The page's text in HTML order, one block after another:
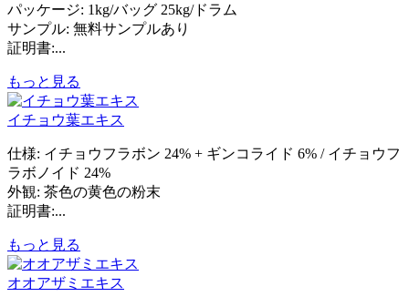
パッケージ: 1kg/バッグ 25kg/ドラム
サンプル: 無料サンプルあり
証明書:...
もっと見る
イチョウ葉エキス
仕様: イチョウフラボン 24% + ギンコライド 6% / イチョウフ
ラボノイド 24%
外観: 茶色の黄色の粉末
証明書:...
もっと見る
オオアザミエキス